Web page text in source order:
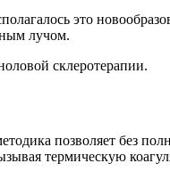
это
лучом.
склеротерапии.
позволяет без
термическую